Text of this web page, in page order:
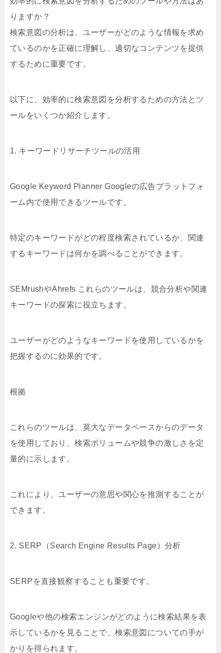
りますか？
検索意図の分析は、ユーザーがどのような情報を求め
ているのかを正確に理解し、適切なコンテンツを提供
するために重要です。
以下に、効率的に検索意図を分析するための方法とツ
ールをいくつか紹介します。
1. キーワードリサーチツールの活用
Google Keyword Planner Googleの広告プラットフォ
ーム内で使用できるツールです。
特定のキーワードがどの程度検索されているか、関連
するキーワードは何かを調べることができます。
SEMrushやAhrefs これらのツールは、競合分析や関連
キーワードの探索に役立ちます。
ユーザーがどのようなキーワードを使用しているかを
把握するのに効果的です。
根拠
これらのツールは、莫大なデータベースからのデータ
を使用しており、検索ボリュームや競争の激しさを定
量的に示します。
これにより、ユーザーの意思や関心を推測することが
できます。
2. SERP（Search Engine Results Page）分析
SERPを直接観察することも重要です。
Googleや他の検索エンジンがどのように検索結果を表
示しているかを見ることで、検索意図についての手が
かりを得られます。